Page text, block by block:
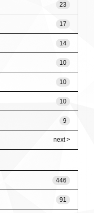
23
17
14
10
10
10
9
next >
446
91